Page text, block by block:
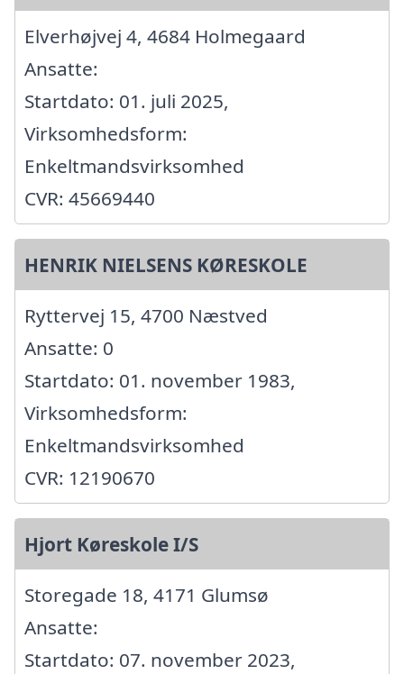
Elverhøjvej 4, 4684 Holmegaard
Ansatte:
Startdato: 01. juli 2025,
Virksomhedsform:
Enkeltmandsvirksomhed
CVR: 45669440
HENRIK NIELSENS KØRESKOLE
Ryttervej 15, 4700 Næstved
Ansatte: 0
Startdato: 01. november 1983,
Virksomhedsform:
Enkeltmandsvirksomhed
CVR: 12190670
Hjort Køreskole I/S
Storegade 18, 4171 Glumsø
Ansatte:
Startdato: 07. november 2023,